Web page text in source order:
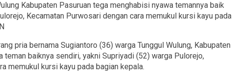
Kabupaten Pasuruan tega menghabisi nyawa temannya baik
Kecamatan Purwosari dengan cara memukul kursi kayu pada
pria bernama Sugiantoro (36) warga Tunggul Wulung, Kabupaten
teman baiknya sendiri, yakni Supriyadi (52) warga Pulorejo,
memukul kursi kayu pada bagian kepala.